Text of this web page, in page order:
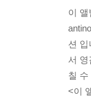
이
션
서
칠 수
<이